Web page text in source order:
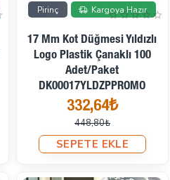
İndirimde
Pirinç Kargoya Hazır
17 Mm Kot Düğmesi Yıldızlı
Logo Plastik Çanaklı 100
Adet/Paket
DK00017YLDZPPROMO
332,64₺
448,80₺
SEPETE EKLE